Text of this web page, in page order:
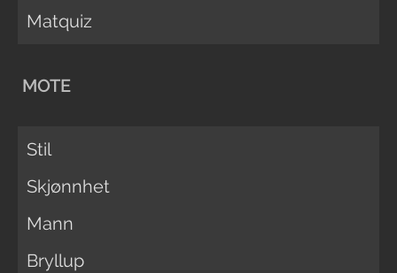
Matquiz
MOTE
Stil
Skjønnhet
Mann
Bryllup